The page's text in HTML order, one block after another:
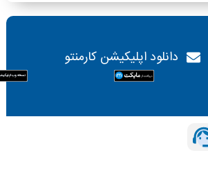
دانلود اپلیکیشن کارمنتو